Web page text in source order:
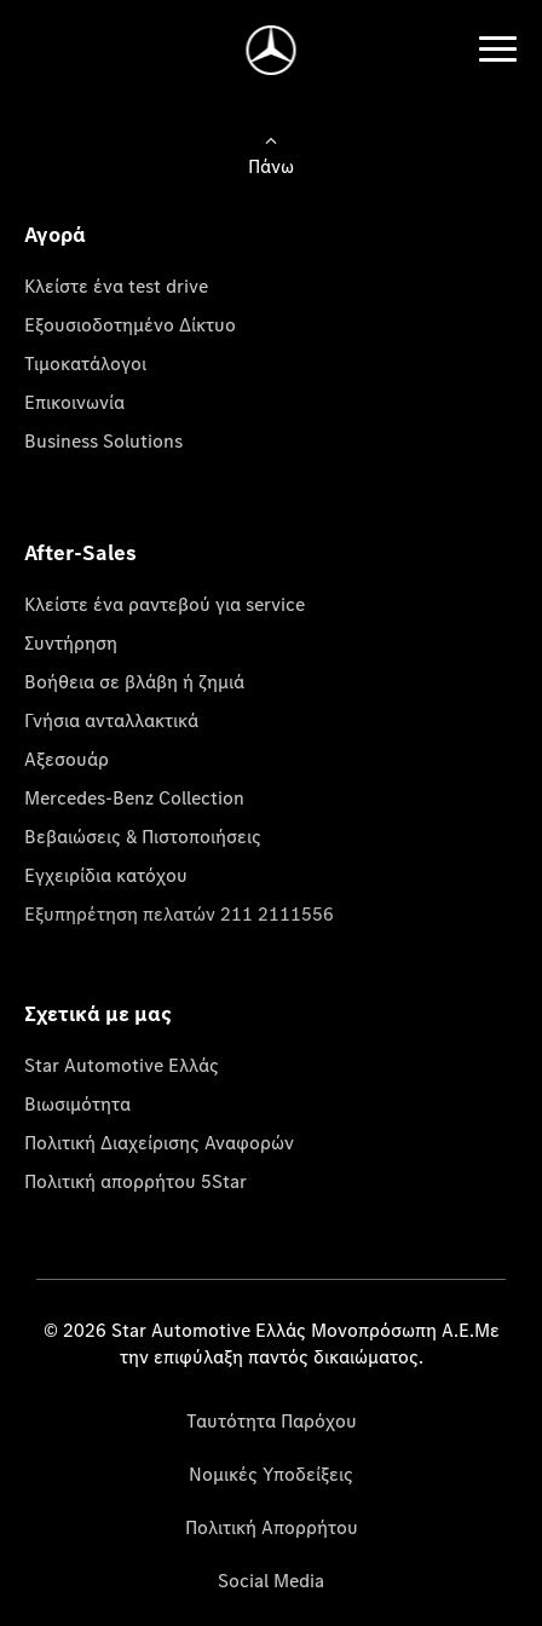
Πάνω
Αγορά
Κλείστε ένα test drive
Εξουσιοδοτημένο Δίκτυο
Τιμοκατάλογοι
Επικοινωνία
Business Solutions
After-Sales
Κλείστε ένα ραντεβού για service
Συντήρηση
Βοήθεια σε βλάβη ή ζημιά
Γνήσια ανταλλακτικά
Αξεσουάρ
Mercedes-Benz Collection
Βεβαιώσεις & Πιστοποιήσεις
Εγχειρίδια κατόχου
Εξυπηρέτηση πελατών 211 2111556
Σχετικά με μας
Star Automotive Ελλάς
Βιωσιμότητα
Πολιτική Διαχείρισης Αναφορών
Πολιτική απορρήτου 5Star
© 2026 Star Automotive Ελλάς Μονοπρόσωπη Α.Ε.Με
την επιφύλαξη παντός δικαιώματος.
Ταυτότητα Παρόχου
Νομικές Υποδείξεις
Πολιτική Απορρήτου
Social Media